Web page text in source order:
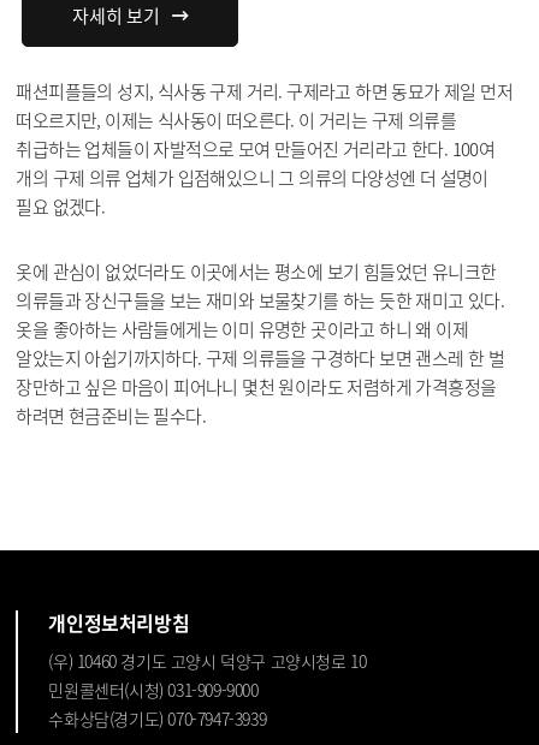
자세히 보기
패션피플들의 성지, 식사동 구제 거리. 구제라고 하면 동묘가 제일 먼저
떠오르지만, 이제는 식사동이 떠오른다. 이 거리는 구제 의류를
취급하는 업체들이 자발적으로 모여 만들어진 거리라고 한다. 100여
개의 구제 의류 업체가 입점해있으니 그 의류의 다양성엔 더 설명이
필요 없겠다.
옷에 관심이 없었더라도 이곳에서는 평소에 보기 힘들었던 유니크한
의류들과 장신구들을 보는 재미와 보물찾기를 하는 듯한 재미고 있다.
옷을 좋아하는 사람들에게는 이미 유명한 곳이라고 하니 왜 이제
알았는지 아쉽기까지하다. 구제 의류들을 구경하다 보면 괜스레 한 벌
장만하고 싶은 마음이 피어나니 몇천 원이라도 저렴하게 가격흥정을
하려면 현금준비는 필수다.
개인정보처리방침
(우) 10460 경기도 고양시 덕양구 고양시청로 10
민원콜센터(시청) 031-909-9000
수화상담(경기도) 070-7947-3939